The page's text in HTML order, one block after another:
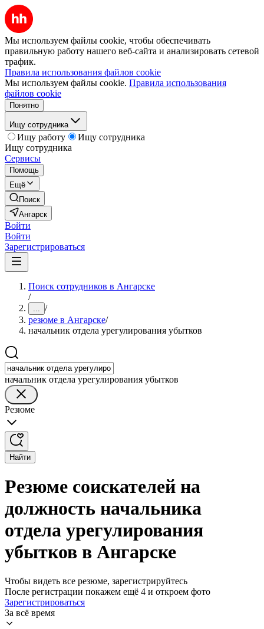
Мы используем файлы cookie, чтобы обеспечивать
правильную работу нашего веб-сайта и анализировать сетевой
трафик.
Правила использования файлов cookie
Мы используем файлы cookie. Правила использования
файлов cookie
Понятно
Ищу сотрудника
Ищу работу
Ищу сотрудника
Ищу сотрудника
Сервисы
Помощь
Ещё
Поиск
Ангарск
Войти
Войти
Зарегистрироваться
Поиск сотрудников в Ангарске
/
... /
резюме в Ангарске/
начальник отдела урегулирования убытков
начальник отдела урегулирования убытков
Резюме
Найти
Резюме соискателей на
должность начальника
отдела урегулирования
убытков в Ангарске
Чтобы видеть все резюме, зарегистрируйтесь
После регистрации покажем ещё 4 и откроем фото
Зарегистрироваться
За всё время